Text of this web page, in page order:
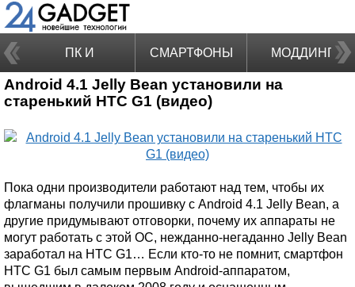
ПК И
НОУТБУКИ
СМАРТФОНЫ МОДДИНГ
Android 4.1 Jelly Bean установили на
старенький HTC G1 (видео)
Пока одни производители работают над тем, чтобы их
флагманы получили прошивку с Android 4.1 Jelly Bean, а
другие придумывают отговорки, почему их аппараты не
могут работать с этой ОС, нежданно-негаданно Jelly Bean
заработал на HTC G1… Если кто-то не помнит, смартфон
HTC G1 был самым первым Android-аппаратом,